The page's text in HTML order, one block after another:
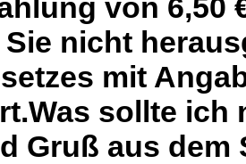
von 6,50
nicht
mit
sollte ich
Gruß aus